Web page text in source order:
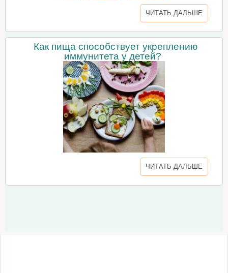
ЧИТАТЬ ДАЛЬШЕ
Как пища способствует укреплению
иммунитета у детей?
ЧИТАТЬ ДАЛЬШЕ